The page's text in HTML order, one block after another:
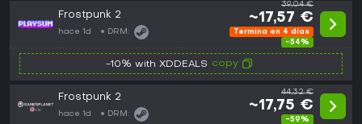
Frostpunk 2
hace 1d DRM:
39,04 €
~17,57 €
Termina en 4 días
-54%
-10% with XDDEALS copy
Frostpunk 2
hace 1d DRM:
44,32 €
~17,75 €
-59%